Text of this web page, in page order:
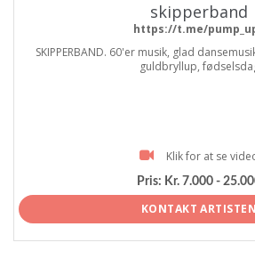
skipperband
https://t.me/
SKIPPERBAND. 60'er musik, glad
guldbryllup,
Klik for at se
Pris: Kr. 7.000 -
KONTAKT ARTISTEN